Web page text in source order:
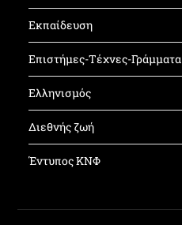
Εκπαίδευση
Επιστήμες-Τέχνες-Γράμματα
Ελληνισμός
Διεθνής ζωή
Έντυπος ΚΝΦ